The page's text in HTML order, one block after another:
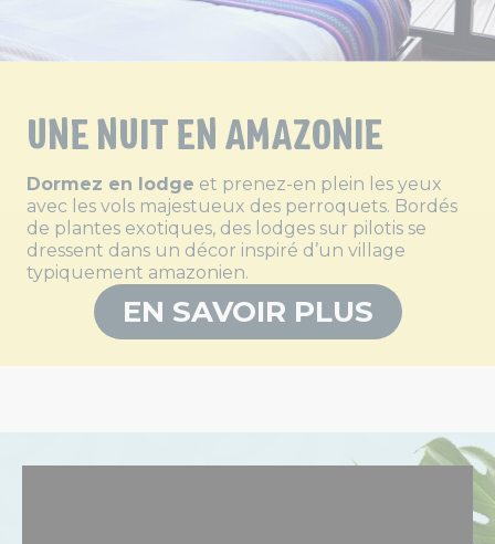
UNE NUIT EN AMAZONIE
Dormez en lodge et prenez-en plein les yeux
avec les vols majestueux des perroquets. Bordés
de plantes exotiques, des lodges sur pilotis se
dressent dans un décor inspiré d’un village
typiquement amazonien.
EN SAVOIR PLUS